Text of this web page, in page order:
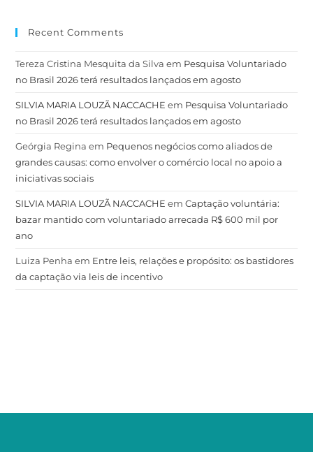
Recent Comments
Tereza Cristina Mesquita da Silva em Pesquisa Voluntariado
no Brasil 2026 terá resultados lançados em agosto
SILVIA MARIA LOUZÃ NACCACHE em Pesquisa Voluntariado
no Brasil 2026 terá resultados lançados em agosto
Geórgia Regina em Pequenos negócios como aliados de
grandes causas: como envolver o comércio local no apoio a
iniciativas sociais
SILVIA MARIA LOUZÃ NACCACHE emCaptação voluntária:
bazar mantido com voluntariado arrecada R$ 600 mil por
ano
Luiza Penha em Entre leis, relações e propósito: os bastidores
da captação via leis de incentivo